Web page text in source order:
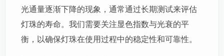
光通量逐渐下降的现象，通常通过长期测试来评估
灯珠的寿命。我们需要关注显色指数与光衰的平
衡，以确保灯珠在使用过程中的稳定性和可靠性。